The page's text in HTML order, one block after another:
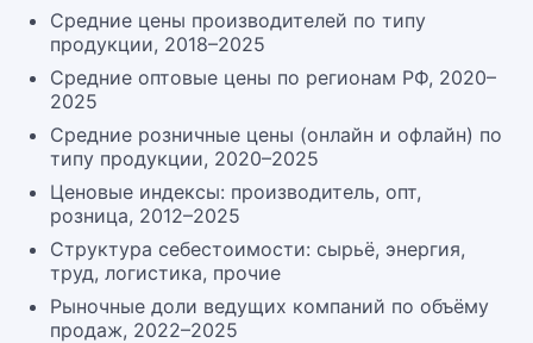
Средние цены производителей по типу
продукции, 2018–2025
Средние оптовые цены по регионам РФ, 2020–
2025
Средние розничные цены (онлайн и офлайн) по
типу продукции, 2020–2025
Ценовые индексы: производитель, опт,
розница, 2012–2025
Структура себестоимости: сырьё, энергия,
труд, логистика, прочие
Рыночные доли ведущих компаний по объёму
продаж, 2022–2025